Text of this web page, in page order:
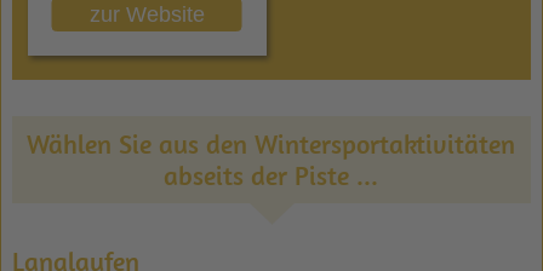
zur Website
Wählen Sie aus den Wintersportaktivitäten
abseits der Piste ...
Langlaufen